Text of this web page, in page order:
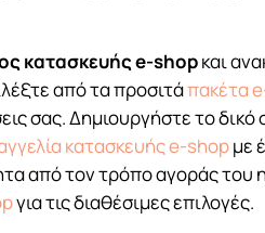
κατασκευής e-shopκαι
από τα προσιτάπακέτα
σας. Δημιουργήστε το
κατασκευής e-shopμε
από τον τρόπο αγοράς του
για τις διαθέσιμες επιλογές.